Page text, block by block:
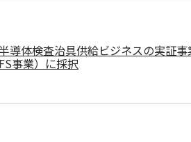
体検査治具供給ビジネスの実証
事業）に採択